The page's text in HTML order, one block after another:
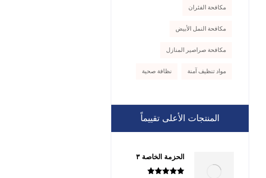
مكافحة الفئران
مكافحة النمل الأبيض
مكافحة صراصير المنازل
مواد تنظيف آمنة نظافة صحية
المنتجات الأعلى تقييماً
الحزمة الخاصة ٣